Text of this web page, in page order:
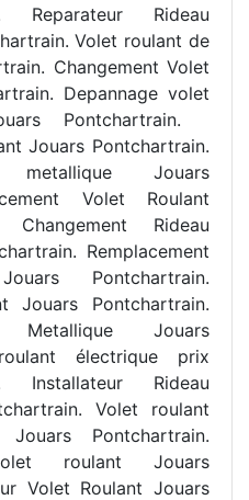
Reparateur Rideau
Volet roulant de
Changement Volet
Depannage volet
Pontchartrain.
Jouars Pontchartrain.
metallique Jouars
Volet Roulant
Changement Rideau
Remplacement
Pontchartrain.
Jouars Pontchartrain.
Metallique Jouars
électrique prix
Installateur Rideau
Volet roulant
Pontchartrain.
roulant Jouars
Volet Roulant Jouars